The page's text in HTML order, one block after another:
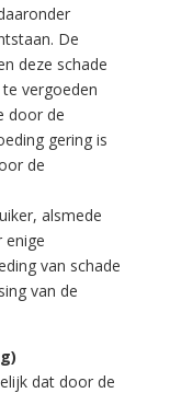
De
deze schade
vergoeden
door de
gering is
de
alsmede
enige
van schade
van de
dat door de